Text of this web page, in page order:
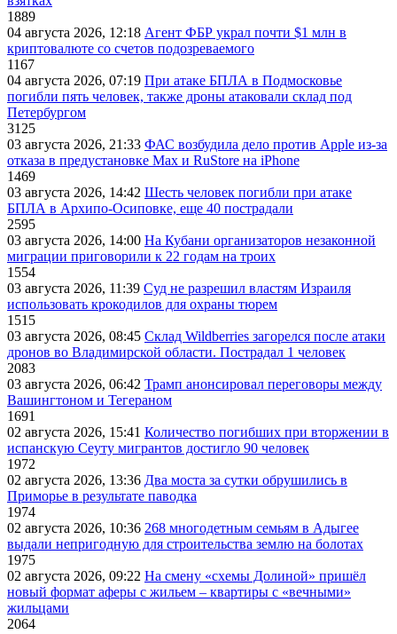
1889
04 августа 2026, 12:18 Агент ФБР украл почти $1 млн в
криптовалюте со счетов подозреваемого
1167
04 августа 2026, 07:19 При атаке БПЛА в Подмосковье
погибли пять человек, также дроны атаковали склад под
Петербургом
3125
03 августа 2026, 21:33 ФАС возбудила дело против Apple из-за
отказа в предустановке Max и RuStore на iPhone
1469
03 августа 2026, 14:42 Шесть человек погибли при атаке
БПЛА в Архипо-Осиповке, еще 40 пострадали
2595
03 августа 2026, 14:00 На Кубани организаторов незаконной
миграции приговорили к 22 годам на троих
1554
03 августа 2026, 11:39 Суд не разрешил властям Израиля
использовать крокодилов для охраны тюрем
1515
03 августа 2026, 08:45 Склад Wildberries загорелся после атаки
дронов во Владимирской области. Пострадал 1 человек
2083
03 августа 2026, 06:42 Трамп анонсировал переговоры между
Вашингтоном и Тегераном
1691
02 августа 2026, 15:41 Количество погибших при вторжении в
испанскую Сеуту мигрантов достигло 90 человек
1972
02 августа 2026, 13:36 Два моста за сутки обрушились в
Приморье в результате паводка
1974
02 августа 2026, 10:36 268 многодетным семьям в Адыгее
выдали непригодную для строительства землю на болотах
1975
02 августа 2026, 09:22 На смену «схемы Долиной» пришёл
новый формат аферы с жильем – квартиры с «вечными»
жильцами
2064